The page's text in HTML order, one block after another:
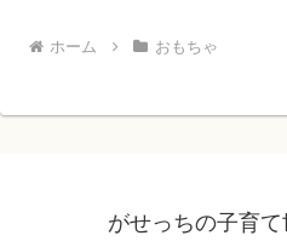
ホーム おもちゃ
がせっちの子育